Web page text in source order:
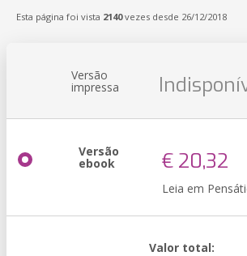
Esta página foi vista 2140vezes desde 26/12/2018
Versão
impressa
Versão
ebook € 20,32
Leia em
Valor total: